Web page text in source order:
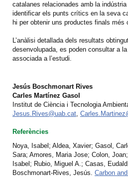
catalanes relacionades amb la
identificar els punts crítics en la seva
hi per obtenir uns productes finals més
L’anàlisi detallada dels resultats
desenvolupada, es poden consultar a
associada a l’estudi.
Jesús Boschmonart Rives
Carles Martínez Gasol
Institut de Ciència i Tecnologia
Jesus.Rives@uab.cat,
Referències
Noya, Isabel; Aldea, Xavier; Gasol,
Sara; Amores, Maria Jose; Colon,
Isabel; Rubio, Miguel A.; Casas,
Boschmonart-Rives, Jesús. Carbon